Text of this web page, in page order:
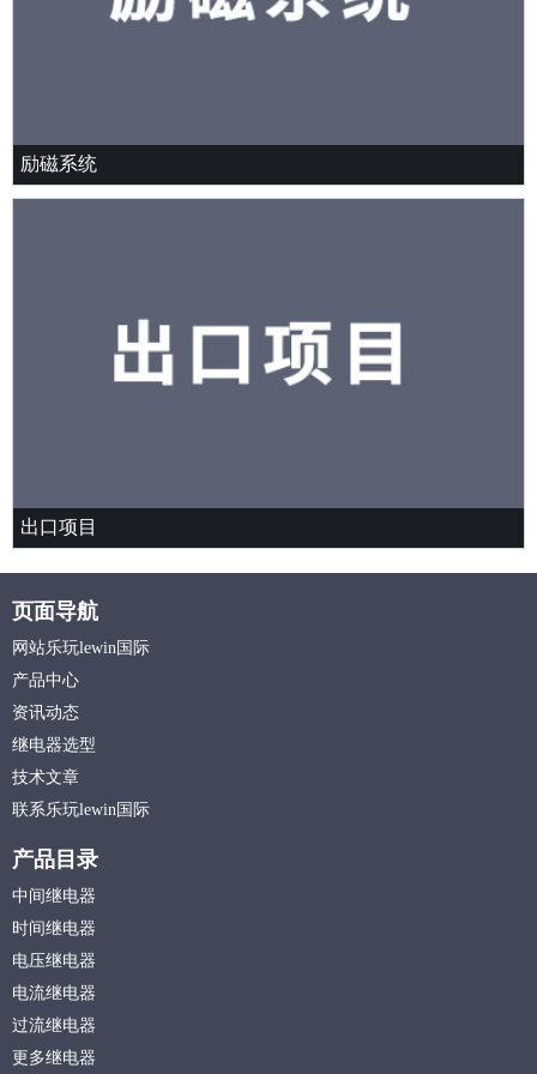
励磁系统
出口项目
页面导航
网站乐玩lewin国际
产品中心
资讯动态
继电器选型
技术文章
联系乐玩lewin国际
产品目录
中间继电器
时间继电器
电压继电器
电流继电器
过流继电器
更多继电器